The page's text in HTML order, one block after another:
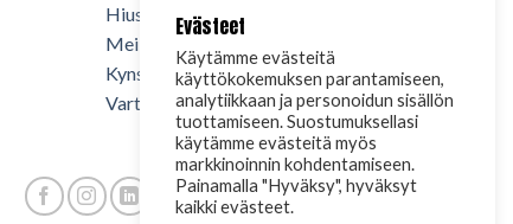
Hiuskosmetiikka
Meikkikosmetiikka
Kynsituotteet
Vartalokosmetiikka
Evästeet
Käytämme evästeitä
käyttökokemuksen parantamiseen,
analytiikkaan ja personoidun sisällön
tuottamiseen. Suostumuksellasi
käytämme evästeitä myös
markkinoinnin kohdentamiseen.
Painamalla "Hyväksy", hyväksyt
kaikki evästeet.